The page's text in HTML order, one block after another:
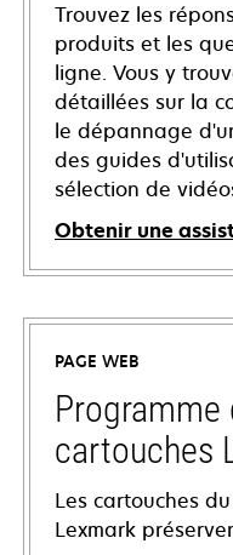
Trouvez les
produits et les
ligne. Vous y
détaillées sur la
le dépannage
des guides
sélection de
Obtenir une
s’ouvre
dans
nouvel
onglet
PAGE WEB
cartouches
Les cartouches
Lexmark